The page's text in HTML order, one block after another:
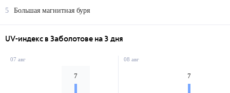
5
Большая магнитная буря
UV-индекс в Заболотове на 3 дня
07 авг
7
08 авг
7